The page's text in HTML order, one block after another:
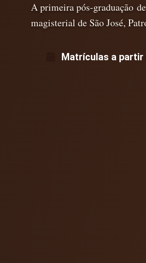
A primeira pós-graduação
magisterial de São José,
Matrículas a partir